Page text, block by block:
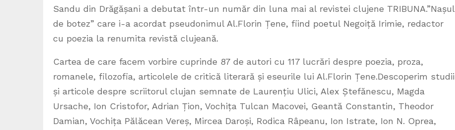
Sandu din Drăgășani a debutat într-un număr din luna mai al revistei clujene TRIBUNA.”Nașul
de botez” care i-a acordat pseudonimul Al.Florin Țene, fiind poetul Negoiță Irimie, redactor
cu poezia la renumita revistă clujeană.
Cartea de care facem vorbire cuprinde 87 de autori cu 117 lucrări despre poezia, proza,
romanele, filozofia, articolele de critică literară și eseurile lui Al.Florin Țene.Descoperim studii
și articole despre scriitorul clujan semnate de Laurențiu Ulici, Alex Ștefănescu, Magda
Ursache, Ion Cristofor, Adrian Țion, Vochița Tulcan Macovei, Geantă Constantin, Theodor
Damian, Vochița Pălăcean Vereș, Mircea Daroși, Rodica Râpeanu, Ion Istrate, Ion N. Oprea,